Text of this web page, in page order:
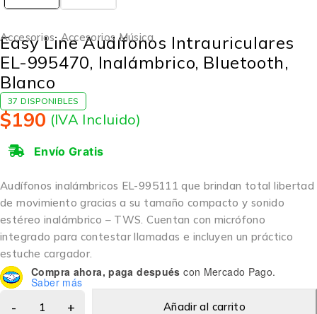
Accesorios,Accesorios Música
Easy Line Audífonos Intrauriculares
EL-995470, Inalámbrico, Bluetooth,
Blanco
37 DISPONIBLES
$190 (IVA Incluido)
Envío Gratis
Audífonos inalámbricos EL-995111 que brindan total libertad
de movimiento gracias a su tamaño compacto y sonido
estéreo inalámbrico – TWS. Cuentan con micrófono
integrado para contestar llamadas e incluyen un práctico
estuche cargador.
Compra ahora, paga después con Mercado Pago.
Saber más
Añadir al carrito